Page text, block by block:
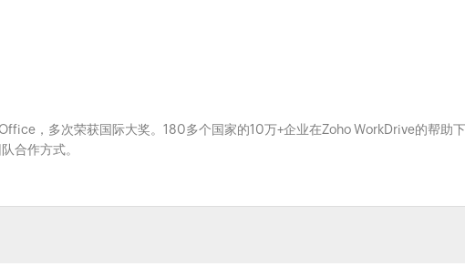
，多次荣获国际大奖。180多个国家的10万+企业在Zoho WorkDrive的帮助
合作方式。